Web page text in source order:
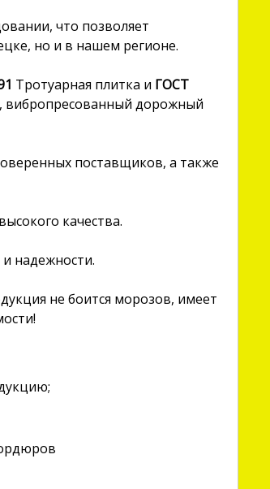
что позволяет
но и в нашем регионе.
Тротуарная плитка и ГОСТ
вибропресованный дорожный
поставщиков, а также
качества.
надежности.
не боится морозов, имеет